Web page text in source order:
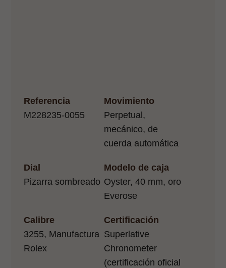
Referencia
M228235-0055
Movimiento
Perpetual,
mecánico, de
cuerda automática
Dial
Pizarra sombreado
Modelo de caja
Oyster, 40 mm, oro
Everose
Calibre
3255, Manufactura
Rolex
Certificación
Superlative
Chronometer
(certificación oficial